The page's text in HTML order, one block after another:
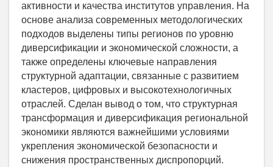
активности и качества институтов управления. На
основе анализа современных методологических
подходов выделены типы регионов по уровню
диверсификации и экономической сложности, а
также определены ключевые направления
структурной адаптации, связанные с развитием
кластеров, цифровых и высокотехнологичных
отраслей. Сделан вывод о том, что структурная
трансформация и диверсификация региональной
экономики являются важнейшими условиями
укрепления экономической безопасности и
снижения пространственных диспропорций.